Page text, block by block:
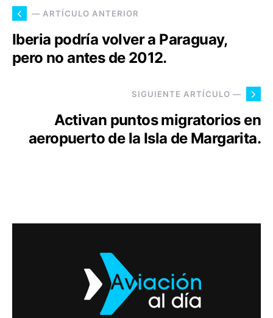
— ARTÍCULO ANTERIOR
Iberia podría volver a Paraguay,
pero no antes de 2012.
SIGUIENTE ARTÍCULO —
Activan puntos migratorios en
aeropuerto de la Isla de Margarita.